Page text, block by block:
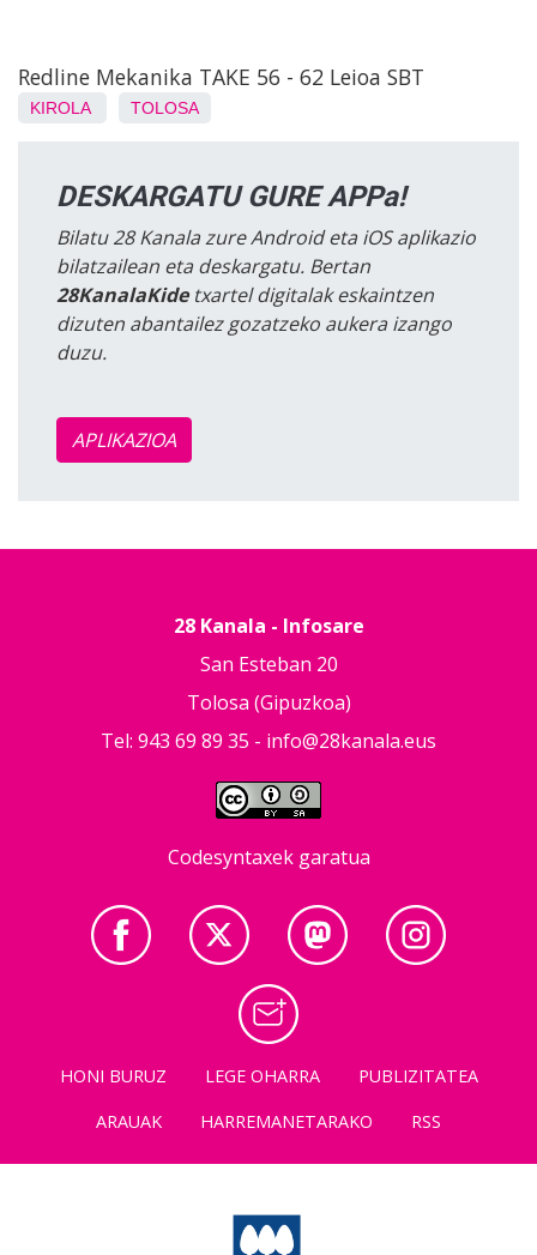
Redline Mekanika TAKE 56 - 62 Leioa SBT
KIROLA TOLOSA
DESKARGATU GURE APPa!
Bilatu 28 Kanala zure Android eta iOS aplikazio
bilatzailean eta deskargatu. Bertan
28KanalaKidetxartel digitalak eskaintzen
dizuten abantailez gozatzeko aukera izango
duzu.
APLIKAZIOA
28 Kanala - Infosare
San Esteban 20
Tolosa (Gipuzkoa)
Tel: 943 69 89 35 - info@28kanala.eus
Codesyntaxek garatua
HONI BURUZ LEGE OHARRA
PUBLIZITATEA
ARAUAK
HARREMANETARAKO RSS